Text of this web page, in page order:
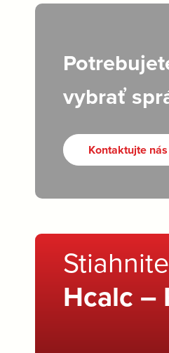
vybrať
Kontaktujte nás
Hcalc –